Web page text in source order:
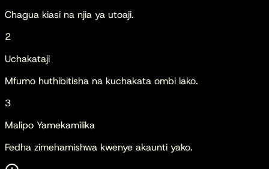
Chagua kiasi na njia ya utoaji.
2
Uchakataji
Mfumo huthibitisha na kuchakata ombi lako.
3
Malipo Yamekamilika
Fedha zimehamishwa kwenye akaunti yako.